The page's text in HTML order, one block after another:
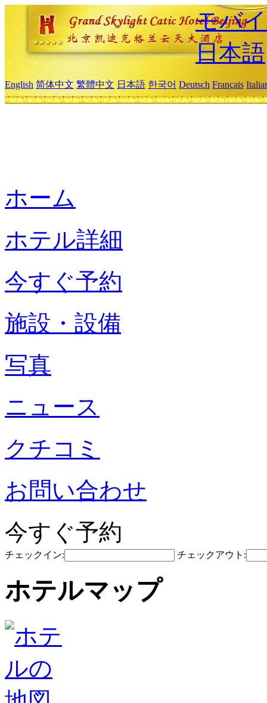
モバ
日本語
English 简体中文 繁體中文 日本語 한국어 Deutsch Français
ホーム
ホテル詳細
今すぐ予約
施設・設備
写真
ニュース
クチコミ
お問い合わせ
今すぐ予約
チェックイン: チェックアウト:
ホテルマップ